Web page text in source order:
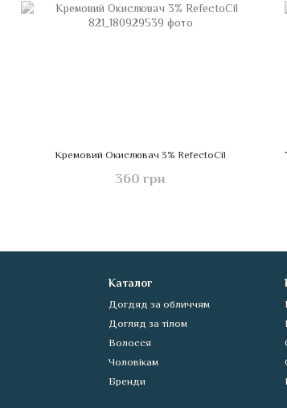
Кремовий Окислювач 3% RefectoCil
360 грн
Каталог
Догдяд за обличчям
Догляд за тілом
Волосся
Чоловікам
Бренди